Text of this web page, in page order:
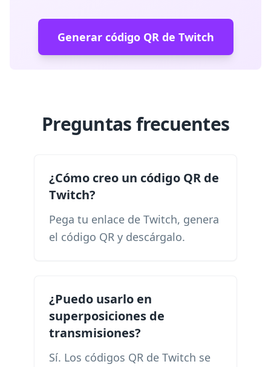
Generar código QR de Twitch
Preguntas frecuentes
¿Cómo creo un código QR de
Twitch?
Pega tu enlace de Twitch, genera
el código QR y descárgalo.
¿Puedo usarlo en
superposiciones de
transmisiones?
Sí. Los códigos QR de Twitch se